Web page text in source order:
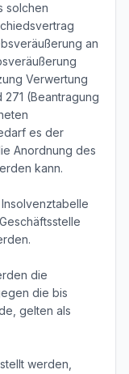
solchen
an
Verwertung
(Beantragung
es der
Anordnung des
kann.
die
die bis
gelten als
werden,